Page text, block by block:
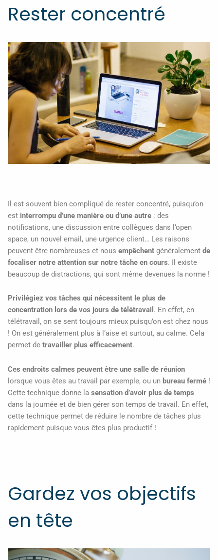
Rester concentré
Il est souvent bien compliqué de rester concentré, puisqu’on
est interrompu d’une manière ou d’une autre : des
notifications, une discussion entre collègues dans l’open
space, un nouvel email, une urgence client… Les raisons
peuvent être nombreuses et nous empêchent généralement de
focaliser notre attention sur notre tâche en cours. Il existe
beaucoup de distractions, qui sont même devenues la norme !
Privilégiez vos tâches qui nécessitent le plus de
concentration lors de vos jours de télétravail . En effet, en
télétravail, on se sent toujours mieux puisqu’on est chez nous
! On est généralement plus à l’aise et surtout, au calme. Cela
permet de travailler plus efficacement.
Ces endroits calmes peuvent être une salle de réunion
lorsque vous êtes au travail par exemple, ou un bureau fermé !
Cette technique donne la sensation d’avoir plus de temps
dans la journée et de bien gérer son temps de travail. En effet,
cette technique permet de réduire le nombre de tâches plus
rapidement puisque vous êtes plus productif !
Gardez vos objectifs
en tête